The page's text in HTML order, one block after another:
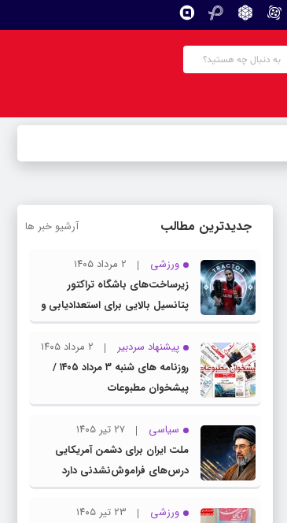
جدیدترین مطالب آرشیو خبر ها
ورزشی
۲ مرداد ۱۴۰۵
زیرساخت‌های باشگاه تراکتور
پتانسیل بالایی برای استعدادیابی و
تیمداری ورزش بانوان دارد
پیشنهاد سردبیر
۲ مرداد ۱۴۰۵
روزنامه های شنبه ۳ مرداد ۱۴۰۵ /
پیشخوان مطبوعات
سیاسی
۲۷ تیر ۱۴۰۵
ملت ایران برای دشمن آمریکایی
درس‌های فراموش‌نشدنی دارد
ورزشی
۲۳ تیر ۱۴۰۵